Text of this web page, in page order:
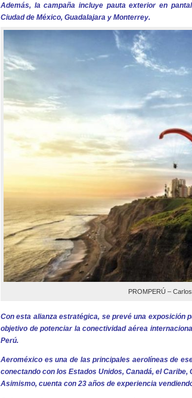
Además, la campaña incluye pauta exterior en
Ciudad de México, Guadalajara y Monterrey.
PROMPERÚ –
Con esta alianza estratégica, se prevé una exposición
objetivo de potenciar la conectividad aérea
Perú.
Aeroméxico es una de las principales aerolíneas de
conectando con los Estados Unidos, Canadá, el
Asimismo, cuenta con 23 años de experiencia